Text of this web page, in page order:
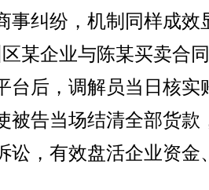
纠纷，机制同样成效
某企业与陈某买卖合
台后，调解员当日核实
被告当场结清全部货款
讼，有效盘活企业资金